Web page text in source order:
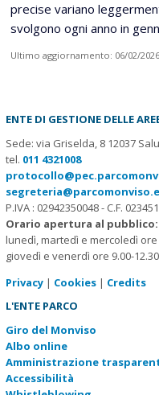
precise variano
svolgono ogni anno in
Ultimo aggiornamento: 06/02/
ENTE DI GESTIONE DELLE
Sede: via Griselda, 8 12037
tel. 011 4321008
P.IVA : 02942350048 - C.F.
Orario apertura al pubblico:
lunedì, martedì e mercoledì ore
giovedì e venerdì ore 9.00-
Privacy| Cookies| Credits
L'ENTE PARCO
Giro del Monviso
Albo online
Amministrazione
Accessibilità